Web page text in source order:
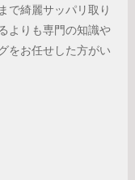
で綺麗サッパリ取り
よりも専門の知識や
をお任せした方がい